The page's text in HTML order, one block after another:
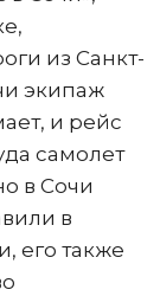
из Санкт-
экипаж
и рейс
самолет
в Сочи
в
его также